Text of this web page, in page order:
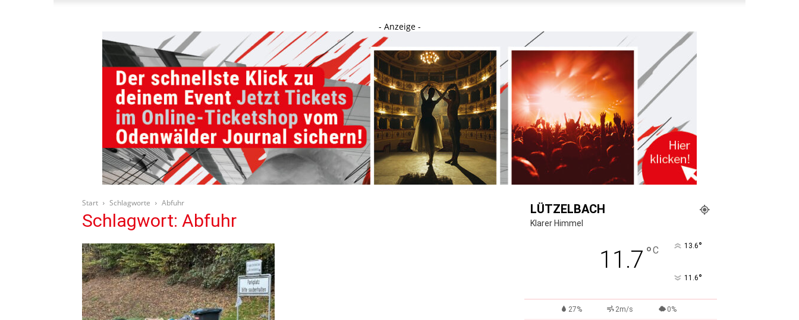
Journal
- Anzeige -
Start Schlagworte Abfuhr
Schlagwort: Abfuhr
LÜTZELBACH
Klarer Himmel
11.7 °C 13.6°
11.6°
27% 2m/s 0%